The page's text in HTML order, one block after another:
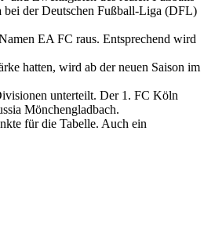
bei der Deutschen Fußball-Liga (DFL)
EA FC raus. Entsprechend wird
hatten, wird ab der neuen Saison im
unterteilt. Der 1. FC Köln
Mönchengladbach.
für die Tabelle. Auch ein